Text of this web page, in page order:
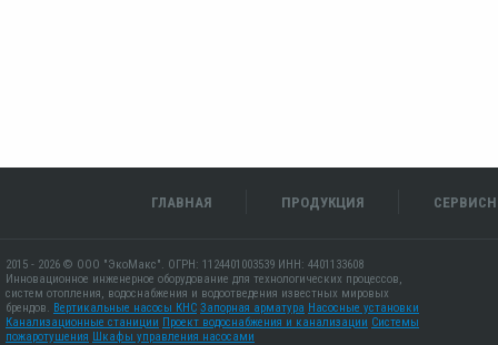
ГЛАВНАЯ ПРОДУКЦИЯ
2015 - 2026 © ООО "ЭкоМакс". ОГРН: 1124401003539 ИНН: 4401133608
Инновационное инженерное оборудование для технологических процессов,
систем отопления, водоснабжения и водоотведения известных мировых
брендов. Вертикальные насосы КНС Запорная арматура Насосные установки
Канализационные станиции Проект водоснабжения и канализации Системы
пожаротушения Шкафы управления насосами